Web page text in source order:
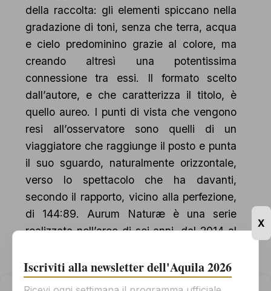
della raccolta: gli elementi spiccano nella
gradazione di toni, senza che terra, acqua
e cielo predominino grazie al colore, ma
creando altresì una potentissima
connessione tra essi. Il formato scelto
dall’autore, e che caratterizza il titolo, è
quello aureo. I punti di vista che vengono
resi all’osservatore sono quelli di un
viaggiatore che raggiunge il posto e punta
il suo sguardo, naturalmente orizzontale,
verso lo spettacolo che ha davanti,
secondo il rapporto, vicino alla perfezione,
di 144:89. Aurum Naturæ è una serie
realizzata nell’arco di sei anni, dal 2014 al
parti: Cielo, Forma, Acqua, Vegetazione; i
punti di scatto – seppur in molti casi
Iscriviti alla newsletter dell'Aquila 2026
X